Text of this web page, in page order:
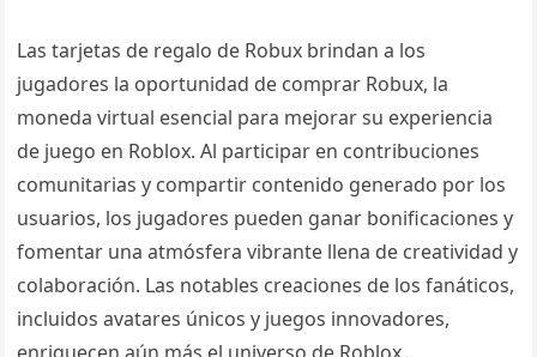
Las tarjetas de regalo de Robux brindan a los
jugadores la oportunidad de comprar Robux, la
moneda virtual esencial para mejorar su experiencia
de juego en Roblox. Al participar en contribuciones
comunitarias y compartir contenido generado por los
usuarios, los jugadores pueden ganar bonificaciones y
fomentar una atmósfera vibrante llena de creatividad y
colaboración. Las notables creaciones de los fanáticos,
incluidos avatares únicos y juegos innovadores,